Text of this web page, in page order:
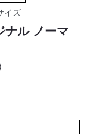
イズ
ナル ノーマ